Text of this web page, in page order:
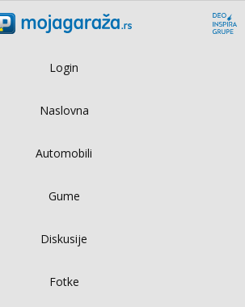
Login
Naslovna
Automobili
Gume
Diskusije
Fotke